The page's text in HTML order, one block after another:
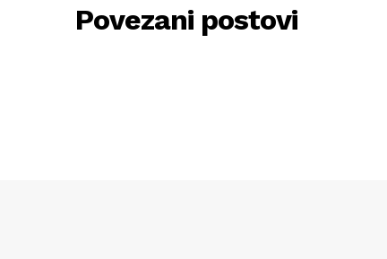
Povezani postovi